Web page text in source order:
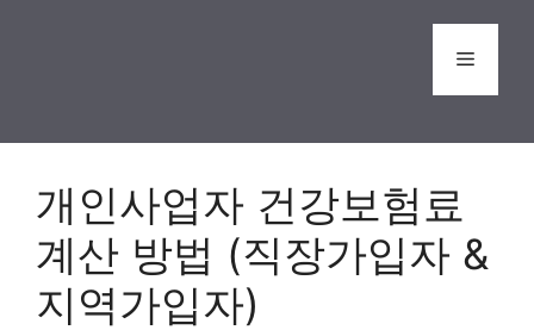
Menu
개인사업자 건강보험료
계산 방법 (직장가입자 &
지역가입자)